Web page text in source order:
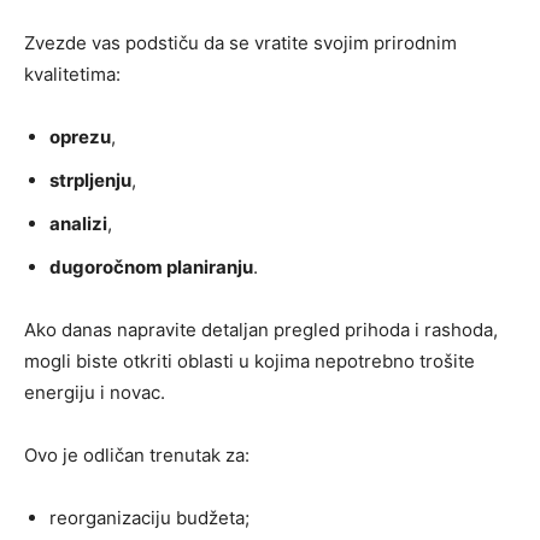
Zvezde vas podstiču da se vratite svojim prirodnim
kvalitetima:
oprezu,
strpljenju,
analizi,
dugoročnom planiranju.
Ako danas napravite detaljan pregled prihoda i rashoda,
mogli biste otkriti oblasti u kojima nepotrebno trošite
energiju i novac.
Ovo je odličan trenutak za:
reorganizaciju budžeta;